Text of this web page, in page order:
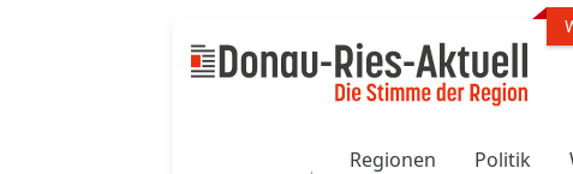
Regionen Politik